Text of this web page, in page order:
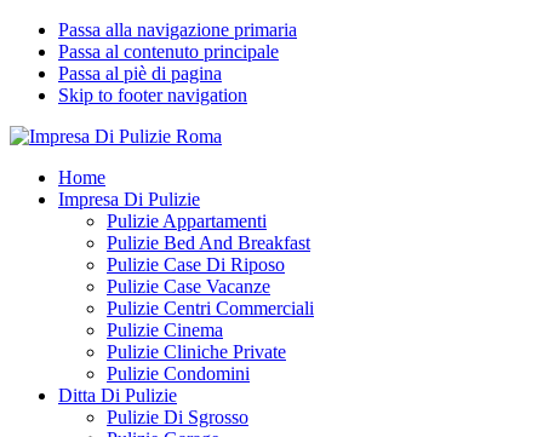
Passa alla navigazione primaria
Passa al contenuto principale
Passa al piè di pagina
Skip to footer navigation
Impresa Di Pulizie Roma
✅ Abitazioni e Attività Commerciali
Home
Impresa Di Pulizie
Pulizie Appartamenti
Pulizie Bed And Breakfast
Pulizie Case Di Riposo
Pulizie Case Vacanze
Pulizie Centri Commerciali
Pulizie Cinema
Pulizie Cliniche Private
Pulizie Condomini
Ditta Di Pulizie
Pulizie Di Sgrosso